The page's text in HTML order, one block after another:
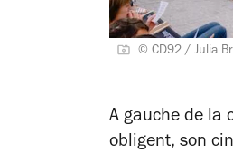
© CD92 / Julia
A gauche de la
obligent, son